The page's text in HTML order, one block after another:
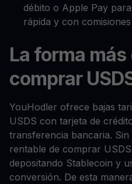
débito o Apple Pay
rápida y con
La forma
comprar
YouHodler ofrece bajas
USDS con tarjeta de
transferencia bancaria.
rentable de comprar
depositando Stablecoin y
conversión. De esta